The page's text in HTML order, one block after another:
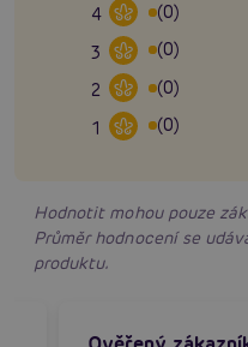
4
(0)
3
(0)
2
(0)
1
(0)
Hodnotit mohou pouze
Průměr hodnocení se
produktu.